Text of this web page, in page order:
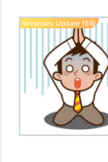
Windows Update 情報